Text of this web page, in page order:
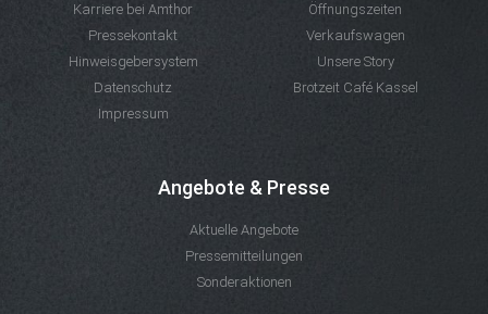
Karriere bei Amthor
Pressekontakt
Hinweisgebersystem
Datenschutz
Impressum
Öffnungszeiten
Verkaufswagen
Unsere Story
Brotzeit Café Kassel
Angebote & Presse
Aktuelle Angebote
Pressemitteilungen
Sonderaktionen